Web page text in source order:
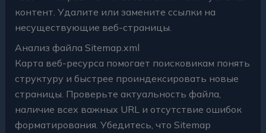
контент. Удалите или замените ссылки на
несуществующие веб-страницы.
Анализ файла Sitemap.xml
Карта веб-ресурса помогает поисковикам понять
структуру и быстрее проиндексировать новые
страницы. Проверьте актуальность файла,
наличие всех важных URL и отсутствие ошибок
форматирования. Убедитесь, что Sitemap